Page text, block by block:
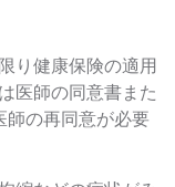
り健康保険の適用
医師の同意書また
師の再同意が必要